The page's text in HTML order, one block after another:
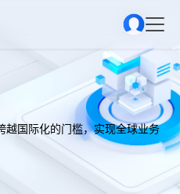
越国际化的门槛，实现全球业务